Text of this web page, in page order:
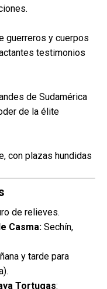
guerreros y cuerpos
testimonios
de Sudamérica
de la élite
con plazas hundidas
de relieves.
Casma: Sechín,
y tarde para
Tortugas: